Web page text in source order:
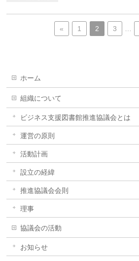
« 1 2 3
ホーム
組織について
ビジネス支援図書館推進協議会とは
運営の原則
活動計画
設立の経緯
推進協議会会則
理事
協議会の活動
お知らせ